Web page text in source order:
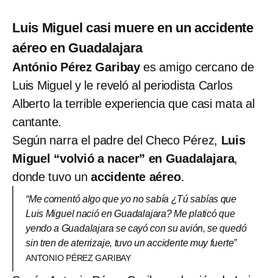
Luis Miguel casi muere en un accidente
aéreo en Guadalajara
António Pérez Garibay es amigo cercano de
Luis Miguel y le reveló al periodista Carlos
Alberto la terrible experiencia que casi mata al
cantante.
Según narra el padre del Checo Pérez, Luis
Miguel “volvió a nacer” en Guadalajara,
donde tuvo unaccidente aéreo.
“Me comentó algo que yo no sabía ¿Tú sabías que
Luis Miguel nació en Guadalajara? Me platicó que
yendo a Guadalajara se cayó con su avión, se quedó
sin tren de aterrizaje, tuvo un accidente muy fuerte”
ANTONIO PÉREZ GARIBAY